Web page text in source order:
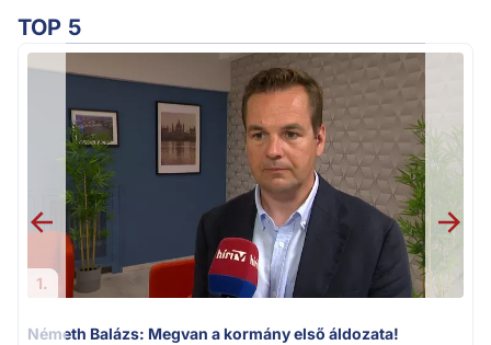
TOP 5
1.
Németh Balázs: Megvan a kormány első áldozata!